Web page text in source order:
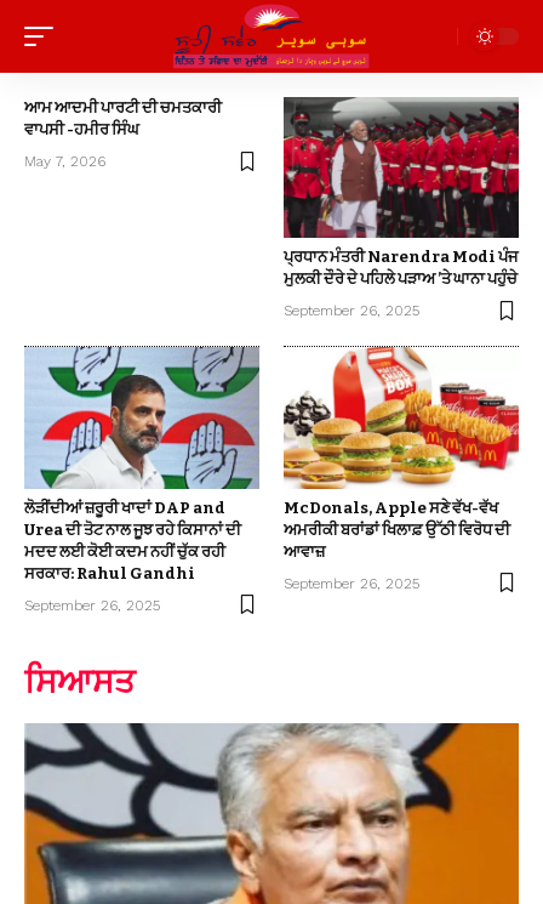
ਆਮ ਆਦਮੀ ਪਾਰਟੀ ਦੀ ਚਮਤਕਾਰੀ
ਵਾਪਸੀ -ਹਮੀਰ ਸਿੰਘ
May 7, 2026
ਪ੍ਰਧਾਨ ਮੰਤਰੀ Narendra Modi ਪੰਜ
ਮੁਲਕੀ ਦੌਰੇ ਦੇ ਪਹਿਲੇ ਪੜਾਅ ’ਤੇ ਘਾਨਾ ਪਹੁੰਚੇ
September 26, 2025
ਲੋੜੀਂਦੀਆਂ ਜ਼ਰੂਰੀ ਖਾਦਾਂ DAP and
Urea ਦੀ ਤੋਟ ਨਾਲ ਜੂਝ ਰਹੇ ਕਿਸਾਨਾਂ ਦੀ
ਮਦਦ ਲਈ ਕੋਈ ਕਦਮ ਨਹੀਂ ਚੁੱਕ ਰਹੀ
ਸਰਕਾਰ: Rahul Gandhi
September 26, 2025
McDonals, Apple ਸਣੇ ਵੱਖ-ਵੱਖ
ਅਮਰੀਕੀ ਬਰਾਂਡਾਂ ਖਿਲਾਫ਼ ਉੱਠੀ ਵਿਰੋਧ ਦੀ
ਆਵਾਜ਼
September 26, 2025
ਸਿਆਸਤ